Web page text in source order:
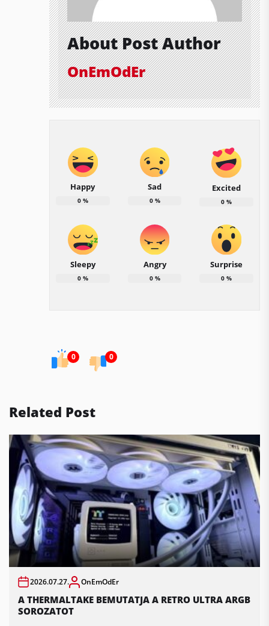
About Post Author
OnEmOdEr
Happy
0%
Sad
0%
Excited
0 %
Sleepy
0%
Angry
0%
Surprise
0 %
0 0
Related Post
2026.07.27. OnEmOdEr
A THERMALTAKE BEMUTATJA A RETRO ULTRA ARGB
SOROZATOT